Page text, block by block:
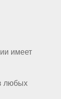
имеет
любых